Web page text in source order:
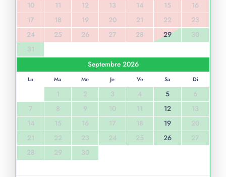
10
11 12 13 14 15
16
17
18 19 20 21 22
23
24
25 26 27 28 29
30
31
Septembre 2026
Lu Ma Me Je Ve Sa Di
1 2 3 4 5
6
7
8 9 10 11 12
13
14
15 16 17 18 19
20
21
22 23 24 25 26
27
28
29 30